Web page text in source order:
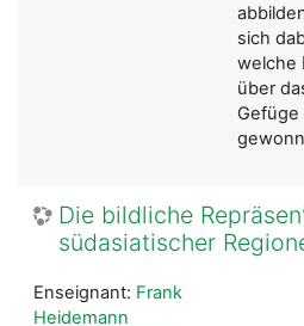
sich
welche
über
Die bildliche
südasiatischer
Enseignant: Frank
Heidemann